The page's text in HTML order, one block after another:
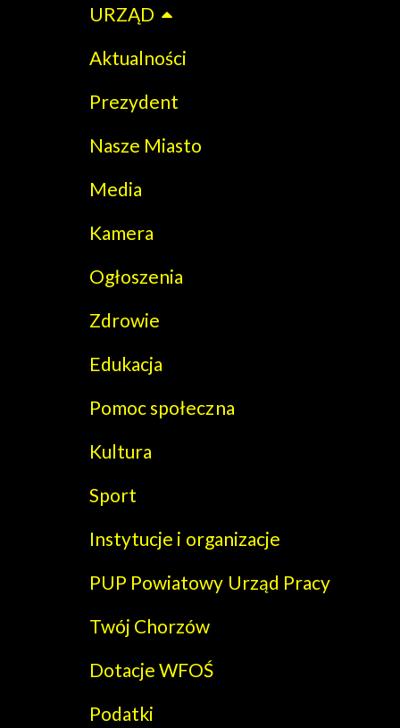
URZĄD
Aktualności
Prezydent
Nasze Miasto
Media
Kamera
Ogłoszenia
Zdrowie
Edukacja
Pomoc społeczna
Kultura
Sport
Instytucje i organizacje
PUP Powiatowy Urząd Pracy
Twój Chorzów
Dotacje WFOŚ
Podatki